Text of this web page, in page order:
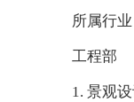
所属行业
工程部
1. 景观设